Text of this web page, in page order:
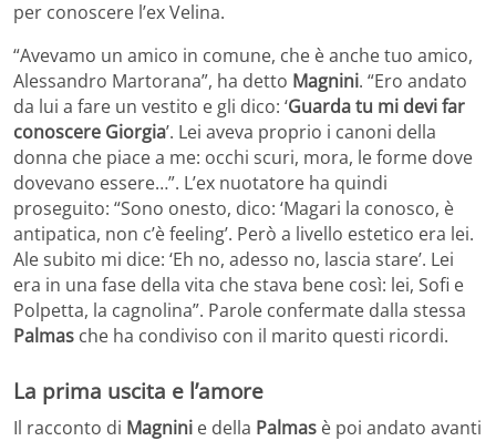
per conoscere l’ex Velina.
“Avevamo un amico in comune, che è anche tuo amico,
Alessandro Martorana”, ha detto Magnini. “Ero andato
da lui a fare un vestito e gli dico: ‘Guarda tu mi devi far
conoscere Giorgia’. Lei aveva proprio i canoni della
donna che piace a me: occhi scuri, mora, le forme dove
dovevano essere…”. L’ex nuotatore ha quindi
proseguito: “Sono onesto, dico: ‘Magari la conosco, è
antipatica, non c’è feeling’. Però a livello estetico era lei.
Ale subito mi dice: ‘Eh no, adesso no, lascia stare’. Lei
era in una fase della vita che stava bene così: lei, Sofi e
Polpetta, la cagnolina”. Parole confermate dalla stessa
Palmas che ha condiviso con il marito questi ricordi.
La prima uscita e l’amore
Il racconto di Magnini e della Palmas è poi andato avanti